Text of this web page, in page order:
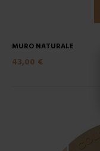
MURO NATURALE
43,00 €